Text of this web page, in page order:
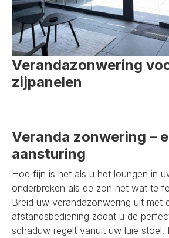
Verandazonwering
zijpanelen
Veranda zonwering –
aansturing
Hoe fijn is het als u het loungen in
onderbreken als de zon net wat te
Breid uw verandazonwering uit met
afstandsbediening zodat u de
schaduw regelt vanuit uw luie stoel.